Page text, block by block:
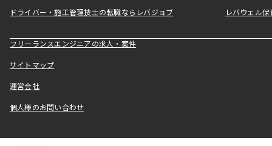
ドライバー・施工管理技士の転職ならレバジョブ レバウェル
フリーランスエンジニアの求人・案件
サイトマップ
運営会社
個人様のお問い合わせ